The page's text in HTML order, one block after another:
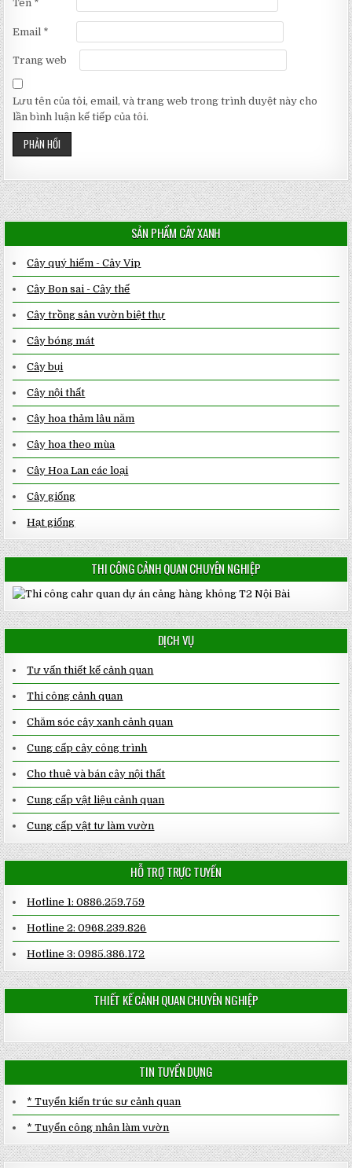
Tên *
Email *
Trang web
Lưu tên của tôi, email, và trang web trong trình duyệt này cho
lần bình luận kế tiếp của tôi.
SẢN PHẨM CÂY XANH
Cây quý hiếm - Cây Vip
Cây Bon sai - Cây thế
Cây trồng sân vườn biệt thự
Cây bóng mát
Cây bụi
Cây nội thất
Cây hoa thảm lâu năm
Cây hoa theo mùa
Cây Hoa Lan các loại
Cây giống
Hạt giống
THI CÔNG CẢNH QUAN CHUYÊN NGHIỆP
DỊCH VỤ
Tư vấn thiết kế cảnh quan
Thi công cảnh quan
Chăm sóc cây xanh cảnh quan
Cung cấp cây công trình
Cho thuê và bán cây nội thất
Cung cấp vật liệu cảnh quan
Cung cấp vật tư làm vườn
HỖ TRỢ TRỰC TUYẾN
Hotline 1: 0886.259.759
Hotline 2: 0968.239.826
Hotline 3: 0985.386.172
THIẾT KẾ CẢNH QUAN CHUYÊN NGHIỆP
TIN TUYỂN DỤNG
* Tuyển kiến trúc sư cảnh quan
* Tuyển công nhân làm vườn